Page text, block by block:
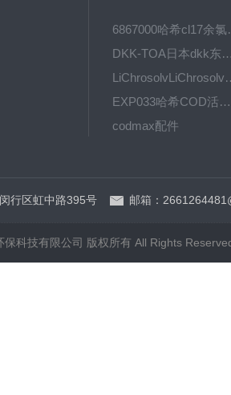
6867000
DKK-TOA日本dkk东亚电
EXP033哈希COD活塞泵价格 EXP033
codmax配件
行区虹中路395号 邮箱：
保科技有限公司 版权所有 All Rights